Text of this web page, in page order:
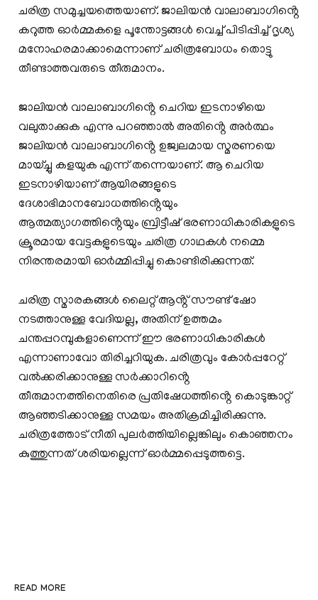
ചരിത്ര സമുച്ചയത്തെയാണ്. ജാലിയൻ വാലാബാഗിൻ്റെ
കറുത്ത ഓർമ്മകളെ പൂന്തോട്ടങ്ങൾ വെച്ച് പിടിപ്പിച്ച് ദൃശ്യ
മനോഹരമാക്കാമെന്നാണ് ചരിത്രബോധം തൊട്ടു
തീണ്ടാത്തവരുടെ തീരുമാനം.
ജാലിയൻ വാലാബാഗിൻ്റെ ചെറിയ ഇടനാഴിയെ
വലുതാക്കുക എന്നു പറഞ്ഞാൽ അതിൻ്റെ അർത്ഥം
ജാലിയൻ വാലാബാഗിൻ്റെ ഉജ്വലമായ സ്മരണയെ
മായ്ച്ചു കളയുക എന്ന് തന്നെയാണ്. ആ ചെറിയ
ഇടനാഴിയാണ് ആയിരങ്ങളുടെ
ദേശാഭിമാനബോധത്തിൻ്റെയും
ആത്മത്യാഗത്തിൻ്റെയും ബ്രിട്ടീഷ് ഭരണാധികാരികളുടെ
ക്രൂരമായ വേട്ടകളുടെയും ചരിത്ര ഗാഥകൾ നമ്മെ
നിരന്തരമായി ഓർമ്മിപ്പിച്ചു കൊണ്ടിരിക്കുന്നത്.
ചരിത്ര സ്മാരകങ്ങൾ ലൈറ്റ് ആൻ്റ് സൗണ്ട് ഷോ
നടത്താനുള്ള വേദിയല്ല, അതിന് ഉത്തമം
ചന്തപ്പറമ്പുകളാണെന്ന് ഈ ഭരണാധികാരികൾ
എന്നാണാവോ തിരിച്ചറിയുക. ചരിത്രവും കോർപ്പറേറ്റ്
വൽക്കരിക്കാനുള്ള സർക്കാറിൻ്റെ
തീരുമാനത്തിനെതിരെ പ്രതിഷേധത്തിൻ്റെ കൊടുങ്കാറ്റ്
ആഞ്ഞടിക്കാനുള്ള സമയം അതിക്രമിച്ചിരിക്കുന്നു.
ചരിത്രത്തോട് നീതി പുലർത്തിയില്ലെങ്കിലും കൊഞ്ഞനം
കുത്തുന്നത് ശരിയല്ലെന്ന് ഓർമ്മപ്പെടുത്തട്ടെ.
READ MORE